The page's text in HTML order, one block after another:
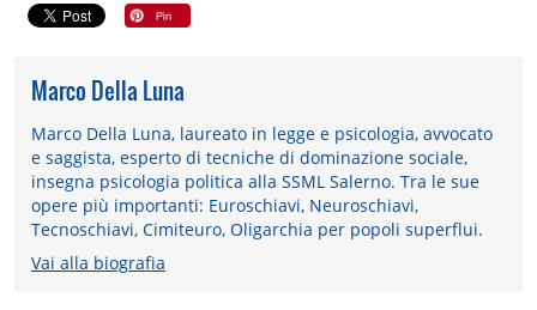
Marco Della Luna
Marco Della Luna, laureato in legge e psicologia, avvocato
e saggista, esperto di tecniche di dominazione sociale,
insegna psicologia politica alla SSML Salerno. Tra le sue
opere più importanti: Euroschiavi, Neuroschiavi,
Tecnoschiavi, Cimiteuro, Oligarchia per popoli superflui.
Vai alla biografia